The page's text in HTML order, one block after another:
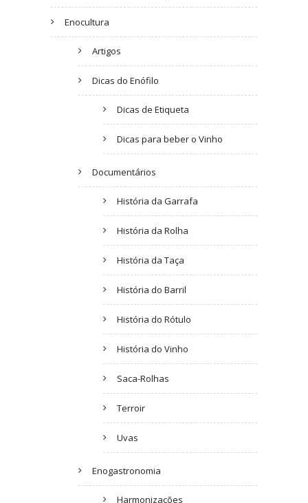
Enocultura
Artigos
Dicas do Enófilo
Dicas de Etiqueta
Dicas para beber o Vinho
Documentários
História da Garrafa
História da Rolha
História da Taça
História do Barril
História do Rótulo
História do Vinho
Saca-Rolhas
Terroir
Uvas
Enogastronomia
Harmonizações